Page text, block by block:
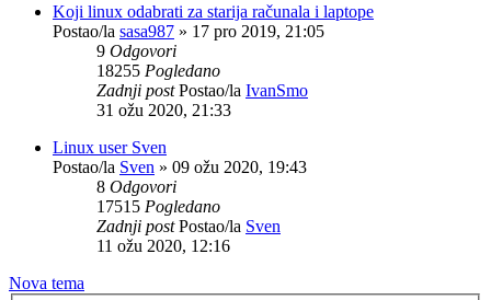
Koji linux odabrati za starija računala i laptope
Postao/la sasa987 » 17 pro 2019, 21:05
9 Odgovori
18255 Pogledano
Zadnji postPostao/la IvanSmo
31 ožu 2020, 21:33
Linux user Sven
Postao/la Sven » 09 ožu 2020, 19:43
8 Odgovori
17515 Pogledano
Zadnji postPostao/la Sven
11 ožu 2020, 12:16
Nova tema